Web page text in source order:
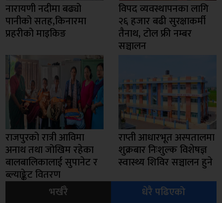
नारायणी नदीमा बढ्यो
पानीको सतह,किनारमा
प्रहरीको माइकिङ
विपद व्यवस्थापनका लागि
२६ हजार बढी सुरक्षाकर्मी
तैनाथ, टोल फ्री नम्बर
सञ्चालन
राजपुरको रात्री आविमा
अनाथ तथा जोखिम रहेका
बालबालिकालाई सुपानेट र
ब्ल्याङ्केट वितरण
राप्ती आधारभूत अस्पतालमा
शुक्रबार निःशुल्क विशेषज्ञ
स्वास्थ्य शिविर सञ्चालन हुने
भर्खरै
धेरै पढिएको